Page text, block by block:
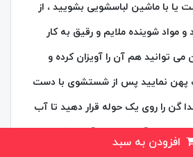
یا با ماشین لباسشویی بشویید ، از
مواد شوینده ملایم و رقیق به کار
توانید هم آن را آویزان کرده و
نمایید پس از شستشوی با دست
گن را روی یک حوله قرار دهید تا آب